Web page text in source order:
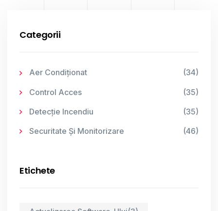
Categorii
Aer Condiționat (34)
Control Acces (35)
Detecție Incendiu (35)
Securitate Și Monitorizare (46)
Etichete